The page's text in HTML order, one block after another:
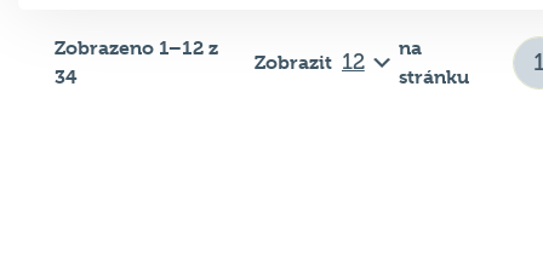
Zobrazeno 1–12 z
34
Zobrazit
na
stránku